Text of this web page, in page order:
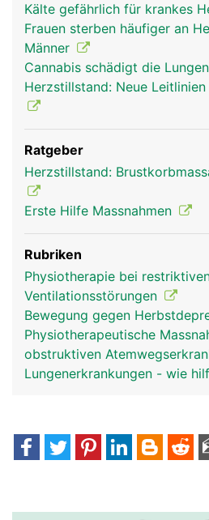
Kälte gefährlich für krankes
Frauen sterben häufiger an
Männer
Cannabis schädigt die Lungen
Herzstillstand: Neue
Ratgeber
Herzstillstand:
Erste Hilfe Massnahmen
Rubriken
Physiotherapie bei
Ventilationsstörungen
Bewegung gegen
Physiotherapeutische
obstruktiven
Lungenerkrankungen - wie